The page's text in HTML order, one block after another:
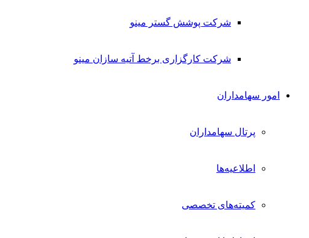
شرکت پوشش گستر مینو
شرکت کارگزاری برخط آتیه سازان مینو
امور سهامداران
پرتال سهامداران
اطلاعیه‌ها
کمیته‌های تخصصی